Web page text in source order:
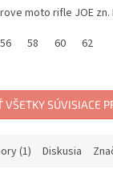
moto rifle JOE zn.
56 58 60 62
VŠETKY SÚVISIACE
(1) Diskusia